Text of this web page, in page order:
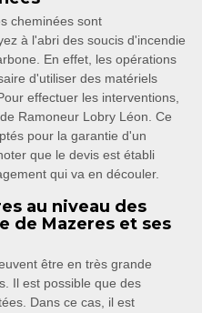
cheminées sont
à l'abri des soucis d'incendie
En effet, les opérations
d'utiliser des matériels
effectuer les interventions,
Ramoneur Lobry Léon. Ce
pour la garantie d'un
que le devis est établi
qui va en découler.
au niveau des
de Mazeres et ses
être en très grande
Il est possible que des
Dans ce cas, il est